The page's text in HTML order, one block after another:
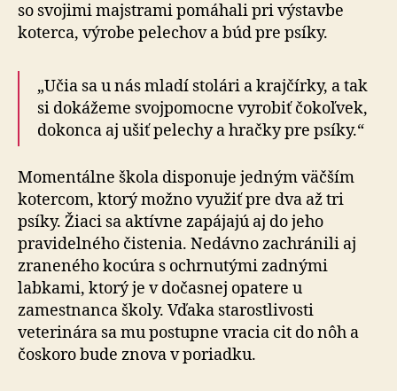
so svojimi majstrami pomáhali pri výstavbe
koterca, výrobe pelechov a búd pre psíky.
„Učia sa u nás mladí stolári a krajčírky, a tak
si dokážeme svojpomocne vyrobiť čokoľvek,
dokonca aj ušiť pelechy a hračky pre psíky.“
Momentálne škola disponuje jedným väčším
kotercom, ktorý možno využiť pre dva až tri
psíky. Žiaci sa aktívne zapájajú aj do jeho
pravidelného čistenia. Nedávno zachránili aj
zraneného kocúra s ochrnutými zadnými
labkami, ktorý je v dočasnej opatere u
zamestnanca školy. Vďaka starostlivosti
veterinára sa mu postupne vracia cit do nôh a
čoskoro bude znova v poriadku.